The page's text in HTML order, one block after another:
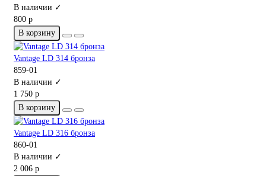
В наличии ✓
800 р
В корзину
Vantage LD 314 бронза
859-01
В наличии ✓
1 750 р
В корзину
Vantage LD 316 бронза
860-01
В наличии ✓
2 006 р